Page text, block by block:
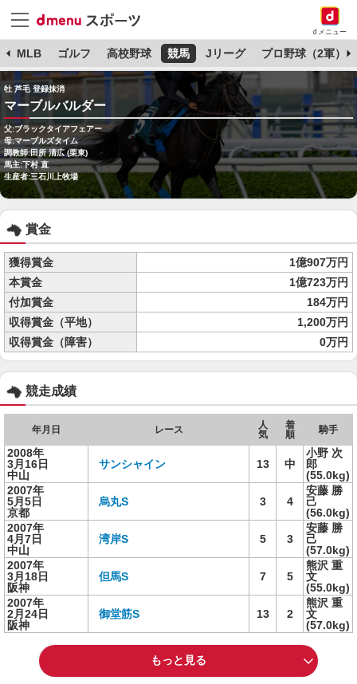
dメニュー
MLB ゴルフ 高校野球 競馬 Jリーグ プロ野球（2軍）
牡 芦毛 登録抹消
マーブルバルダー
父:ブラックタイアフェアー
母:マーブルズタイム
調教師:田所 清広 (栗東)
馬主:下村 直
生産者:三石川上牧場
賞金
獲得賞金
1億907万円
本賞金
1億723万円
付加賞金
184万円
収得賞金（平地）
1,200万円
収得賞金（障害）
0万円
競走成績
年月日 レース
人
気
着
順
騎手
2008年
3月16日
中山
サンシャイン 13 中
小野 次
郎
(55.0kg)
2007年
5月5日
京都
烏丸S 3 4
安藤 勝
己
(56.0kg)
2007年
4月7日
中山
湾岸S 5 3
安藤 勝
己
(57.0kg)
2007年
3月18日
阪神
但馬S 7 5
熊沢 重
文
(55.0kg)
2007年
2月24日
阪神
御堂筋S 13 2
熊沢 重
文
(57.0kg)
もっと見る